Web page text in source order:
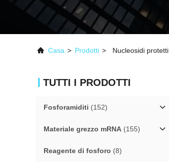
Casa. > Prodotti > Nucleosidi protetti
TUTTI I PRODOTTI
Fosforamiditi (152)
Materiale grezzo mRNA (155)
Reagente di fosforo (8)